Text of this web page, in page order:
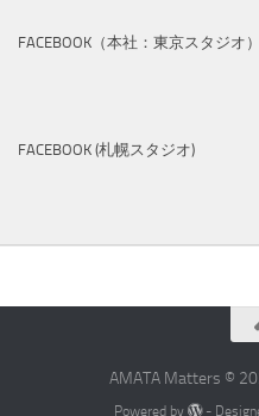
FACEBOOK（本社：東京スタジオ）
FACEBOOK (札幌スタジオ)
AMATA Matters ©
Powered by -